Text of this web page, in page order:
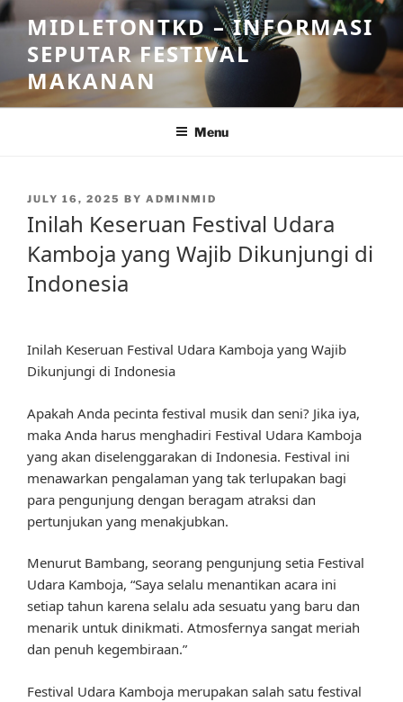
Skip
to
content
MIDLETONTKD – INFORMASI
SEPUTAR FESTIVAL
MAKANAN
Menu
POSTED
JULY 16, 2025 BY ADMINMID
Inilah Keseruan Festival Udara
Kamboja yang Wajib Dikunjungi di
Indonesia
Inilah Keseruan Festival Udara Kamboja yang Wajib
Dikunjungi di Indonesia
Apakah Anda pecinta festival musik dan seni? Jika iya,
maka Anda harus menghadiri Festival Udara Kamboja
yang akan diselenggarakan di Indonesia. Festival ini
menawarkan pengalaman yang tak terlupakan bagi
para pengunjung dengan beragam atraksi dan
pertunjukan yang menakjubkan.
Menurut Bambang, seorang pengunjung setia Festival
Udara Kamboja, “Saya selalu menantikan acara ini
setiap tahun karena selalu ada sesuatu yang baru dan
menarik untuk dinikmati. Atmosfernya sangat meriah
dan penuh kegembiraan.”
Festival Udara Kamboja merupakan salah satu festival